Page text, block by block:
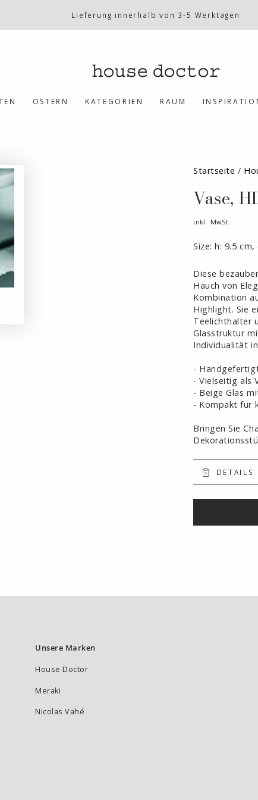
Lieferung innerhalb von 3-5 Werktagen
OSTERN KATEGORIEN RAUM
Startseite /
Vase,
inkl. MwSt.
Size: h: 9.5
Diese
Hauch von
Kombination
Highlight. Sie
Teelichthalter
Glasstruktur
Individualität
-
- Vielseitig als
- Beige Glas
- Kompakt für
Bringen Sie
DETAILS
Unsere Marken
House Doctor
Meraki
Nicolas Vahé